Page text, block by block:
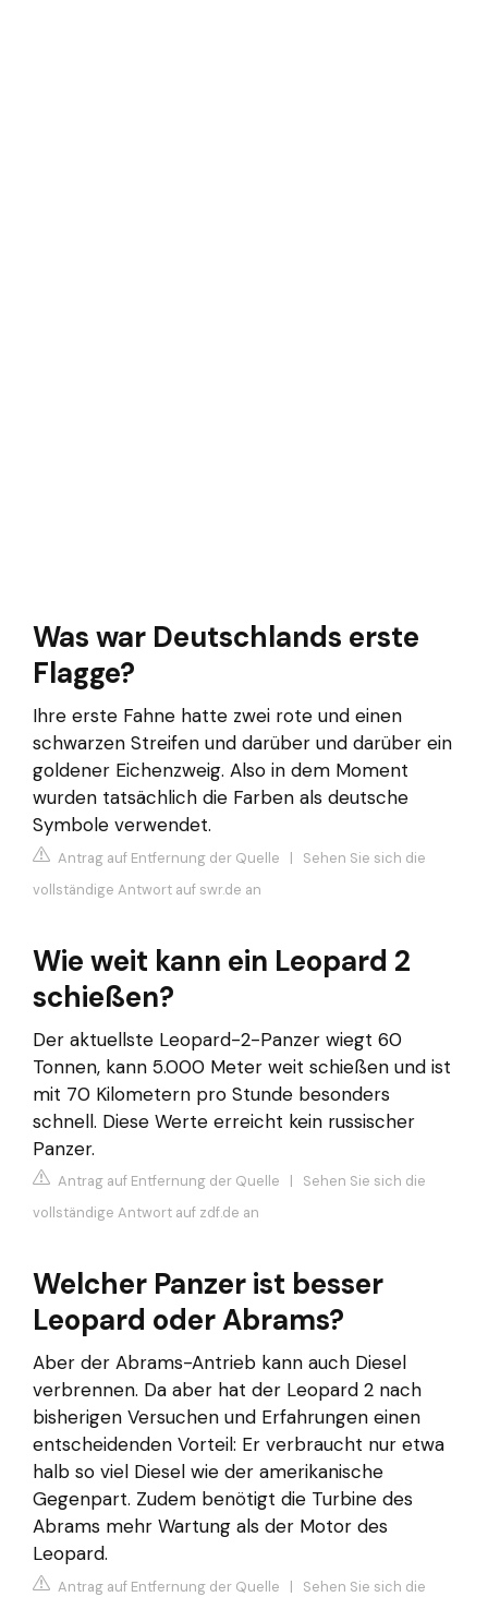
Was war Deutschlands erste
Flagge?
Ihre erste Fahne hatte zwei rote und einen
schwarzen Streifen und darüber und darüber ein
goldener Eichenzweig. Also in dem Moment
wurden tatsächlich die Farben als deutsche
Symbole verwendet.
Antrag auf Entfernung der Quelle | Sehen Sie sich die
vollständige Antwort auf swr.de an
Wie weit kann ein Leopard 2
schießen?
Der aktuellste Leopard-2-Panzer wiegt 60
Tonnen, kann 5.000 Meter weit schießen und ist
mit 70 Kilometern pro Stunde besonders
schnell. Diese Werte erreicht kein russischer
Panzer.
Antrag auf Entfernung der Quelle | Sehen Sie sich die
vollständige Antwort auf zdf.de an
Welcher Panzer ist besser
Leopard oder Abrams?
Aber der Abrams-Antrieb kann auch Diesel
verbrennen. Da aber hat der Leopard 2 nach
bisherigen Versuchen und Erfahrungen einen
entscheidenden Vorteil: Er verbraucht nur etwa
halb so viel Diesel wie der amerikanische
Gegenpart. Zudem benötigt die Turbine des
Abrams mehr Wartung als der Motor des
Leopard.
Antrag auf Entfernung der Quelle | Sehen Sie sich die